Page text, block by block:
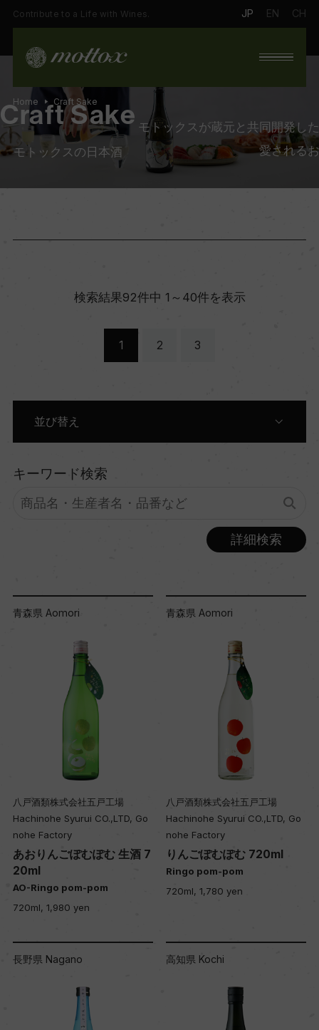
Contribute to a Life with Wines. JP EN CH
Craft Sake
モトックスの日本酒
モトックスが蔵元と共同開発し
愛される
Home Craft Sake
検索結果92件中 1～40件を表示
1 2 3
並び替え
都道府県別に表示
蔵元別に表示
価格順に表示
キーワード検索
詳細検索
青森県 Aomori
八戸酒類株式会社五戸工場
Hachinohe Syurui CO.,LTD, Go
nohe Factory
あおりんごぽむぽむ 生酒 7
20ml
AO-Ringo pom-pom
720ml, 1,980 yen
青森県 Aomori
八戸酒類株式会社五戸工場
Hachinohe Syurui CO.,LTD, Go
nohe Factory
りんごぽむぽむ 720ml
Ringo pom-pom
720ml, 1,780 yen
長野県 Nagano 高知県 Kochi